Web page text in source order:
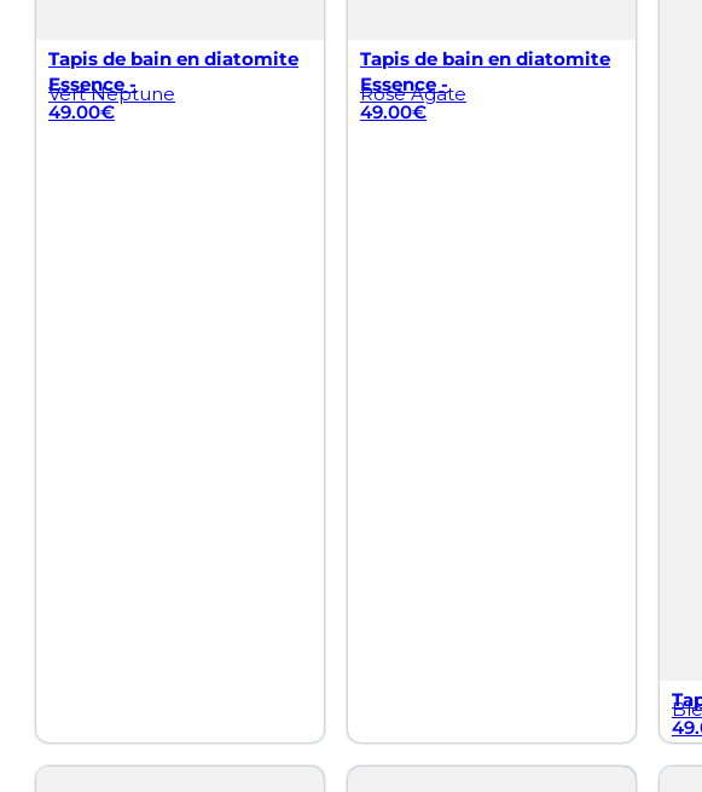
Tapis de bain en diatomite
Essence -
Vert Neptune
49.00€
Tapis de bain en diatomite
Essence -
Rose Agate
49.00€